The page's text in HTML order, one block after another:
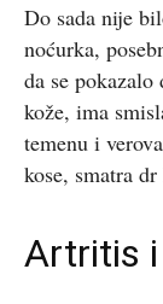
Do sada nije
noćurka,
da se
kože, ima
temenu i
kose, smatra
Artritis i